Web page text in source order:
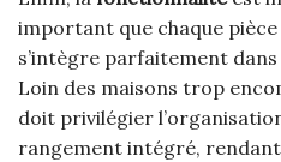
important que chaque
s’intègre parfaitement
Loin des maisons trop
doit privilégier
rangement intégré,